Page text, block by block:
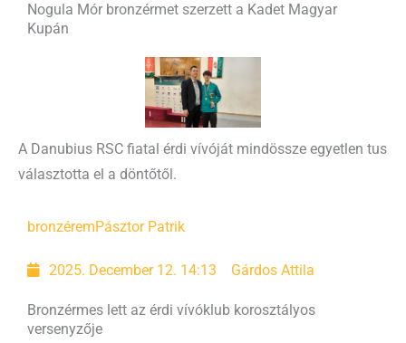
Nogula Mór bronzérmet szerzett a Kadet Magyar
Kupán
A Danubius RSC fiatal érdi vívóját mindössze egyetlen tus
választotta el a döntőtől.
bronzéremPásztor Patrik
2025. December 12. 14:13 Gárdos Attila
Bronzérmes lett az érdi vívóklub korosztályos
versenyzője